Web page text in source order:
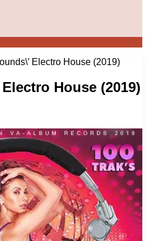
Electro House (2019)
House (2019)